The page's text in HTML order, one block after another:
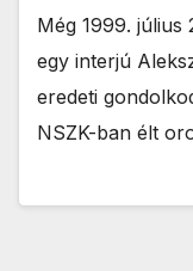
Még 1999. július
egy interjú
eredeti
NSZK-ban élt